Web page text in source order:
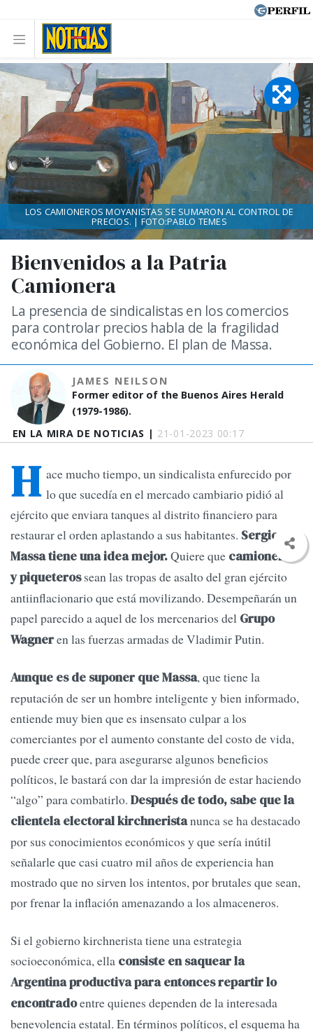
EN LA MIRA DE NOTICIAS | 21-01-2023 00:17
Bienvenidos a la Patria
Camionera
La presencia de sindicalistas en los comercios
para controlar precios habla de la fragilidad
económica del Gobierno. El plan de Massa.
JAMES NEILSON
Former editor of the Buenos Aires Herald
(1979-1986).
LOS CAMIONEROS MOYANISTAS SE SUMARON AL CONTROL DE
PRECIOS. | FOTO:PABLO TEMES
H ace mucho tiempo, un sindicalista enfurecido por
lo que sucedía en el mercado cambiario pidió al
ejército que enviara tanques al distrito financiero para
restaurar el orden aplastando a sus habitantes. Sergio
Massa tiene una idea mejor.Quiere que camioneros
y piqueterossean las tropas de asalto del gran ejército
antiinflacionario que está movilizando. Desempeñarán un
papel parecido a aquel de los mercenarios del Grupo
Wagneren las fuerzas armadas de Vladimir Putin.
Aunque es de suponer que Massa, que tiene la
reputación de ser un hombre inteligente y bien informado,
entiende muy bien que es insensato culpar a los
comerciantes por el aumento constante del costo de vida,
puede creer que, para asegurarse algunos beneficios
políticos, le bastará con dar la impresión de estar haciendo
“algo” para combatirlo. Después de todo, sabe que la
clientela electoral kirchneristanunca se ha destacado
por sus conocimientos económicos y que sería inútil
señalarle que casi cuatro mil años de experiencia han
mostrado que no sirven los intentos, por brutales que sean,
por frenar la inflación amenazando a los almaceneros.
Si el gobierno kirchnerista tiene una estrategia
socioeconómica, ella consiste en saquear la
Argentina productiva para entonces repartir lo
encontradoentre quienes dependen de la interesada
benevolencia estatal. En términos políticos, el esquema ha